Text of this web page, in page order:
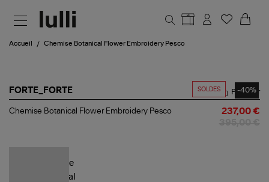
Accueil Chemise Botanical Flower Embroidery Pesco
SOLDES -40%
FORTE_FORTE
Chemise
Partager
Chemise Botanical Flower Embroidery Pesco 237,00 €